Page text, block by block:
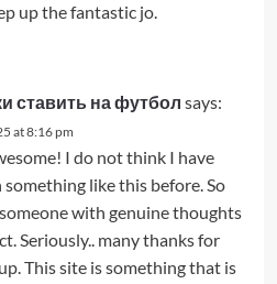
up the fantastic jo.
ставить на футбол says:
at 8:16 pm
I do not think I have
like this before. So
with genuine thoughts
Seriously.. many thanks for
This site is something that is